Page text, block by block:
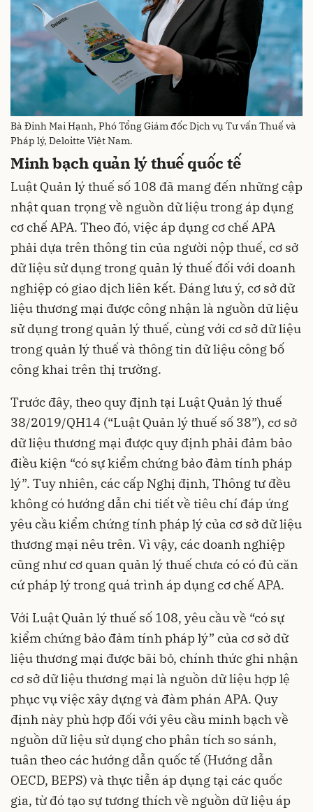
Bà Đinh Mai Hạnh, Phó Tổng Giám đốc Dịch vụ Tư vấn Thuế và
Pháp lý, Deloitte Việt Nam.
Minh bạch quản lý thuế quốc tế
Luật Quản lý thuế số 108 đã mang đến những cập
nhật quan trọng về nguồn dữ liệu trong áp dụng
cơ chế APA. Theo đó, việc áp dụng cơ chế APA
phải dựa trên thông tin của người nộp thuế, cơ sở
dữ liệu sử dụng trong quản lý thuế đối với doanh
nghiệp có giao dịch liên kết. Đáng lưu ý, cơ sở dữ
liệu thương mại được công nhận là nguồn dữ liệu
sử dụng trong quản lý thuế, cùng với cơ sở dữ liệu
trong quản lý thuế và thông tin dữ liệu công bố
công khai trên thị trường.
Trước đây, theo quy định tại Luật Quản lý thuế
38/2019/QH14 (“Luật Quản lý thuế số 38”), cơ sở
dữ liệu thương mại được quy định phải đảm bảo
điều kiện “có sự kiểm chứng bảo đảm tính pháp
lý”. Tuy nhiên, các cấp Nghị định, Thông tư đều
không có hướng dẫn chi tiết về tiêu chí đáp ứng
yêu cầu kiểm chứng tính pháp lý của cơ sở dữ liệu
thương mại nêu trên. Vì vậy, các doanh nghiệp
cũng như cơ quan quản lý thuế chưa có có đủ căn
cứ pháp lý trong quá trình áp dụng cơ chế APA.
Với Luật Quản lý thuế số 108, yêu cầu về “có sự
kiểm chứng bảo đảm tính pháp lý” của cơ sở dữ
liệu thương mại được bãi bỏ, chính thức ghi nhận
cơ sở dữ liệu thương mại là nguồn dữ liệu hợp lệ
phục vụ việc xây dựng và đàm phán APA. Quy
định này phù hợp đối với yêu cầu minh bạch về
nguồn dữ liệu sử dụng cho phân tích so sánh,
tuân theo các hướng dẫn quốc tế (Hướng dẫn
OECD, BEPS) và thực tiễn áp dụng tại các quốc
gia, từ đó tạo sự tương thích về nguồn dữ liệu áp